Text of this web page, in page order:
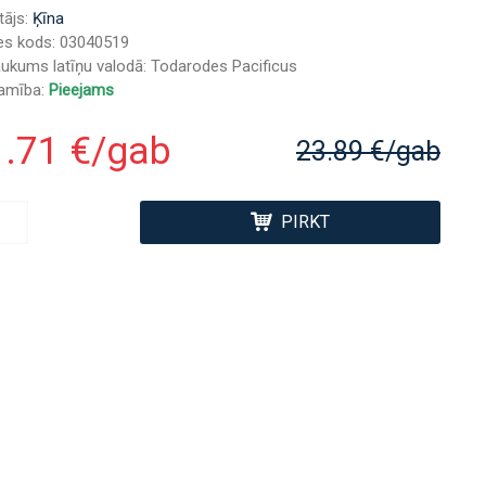
Ķīna
kods: 03040519
latīņu valodā: Todarodes Pacificus
Pieejams
€/gab 23.89 €/gab
PIRKT